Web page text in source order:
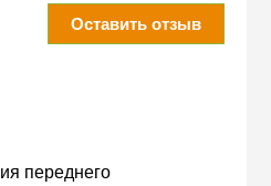
Оставить отзыв
переднего